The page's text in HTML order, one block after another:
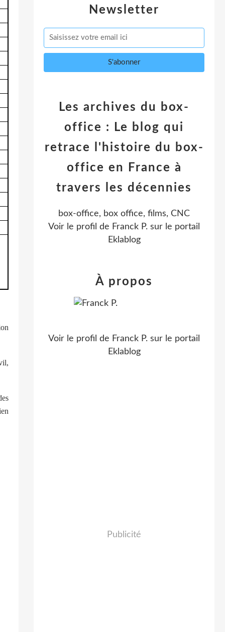
Newsletter
Les archives du box-
office : Le blog qui
retrace l'histoire du box-
office en France à
travers les décennies
box-office, box office, films, CNC
Voir le profil de Franck P. sur le portail
Eklablog
À propos
Voir le profil de Franck P. sur le portail
Eklablog
Publicité